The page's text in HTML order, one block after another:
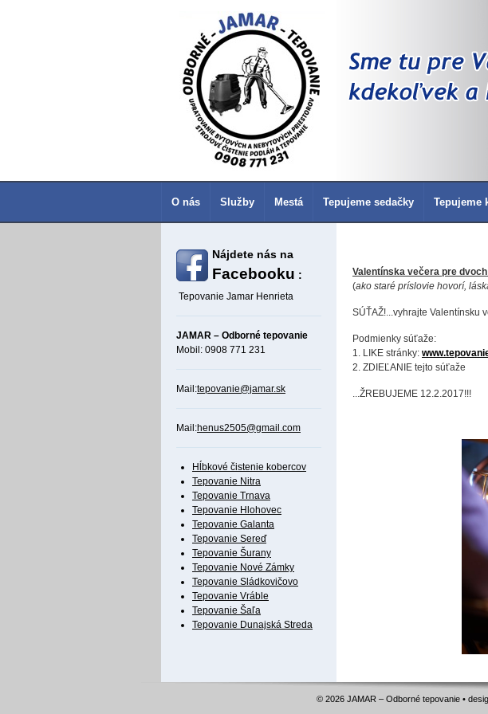
Valentínska večera pre
(ako staré príslovie hovorí,
SÚŤAŽ!...vyhrajte Valentínsku
Podmienky súťaže:
1. LIKE stránky:
2. ZDIEĽANIE tejto súťaže
...ŽREBUJEME 12.2.2017!!!
Nájdete nás na
Facebooku :
Tepovanie Jamar Henrieta
JAMAR – Odborné tepovanie
Mobil: 0908 771 231
Mail:tepovanie@jamar.sk
Mail:henus2505@gmail.com
Hĺbkové čistenie kobercov
Tepovanie Nitra
Tepovanie Trnava
Tepovanie Hlohovec
Tepovanie Galanta
Tepovanie Sereď
Tepovanie Šurany
Tepovanie Nové Zámky
Tepovanie Sládkovičovo
Tepovanie Vráble
Tepovanie Šaľa
Tepovanie Dunajská Streda
O nás Služby Mestá Tepujeme sedačky Tepujeme
© 2026 JAMAR – Odborné tepovanie •